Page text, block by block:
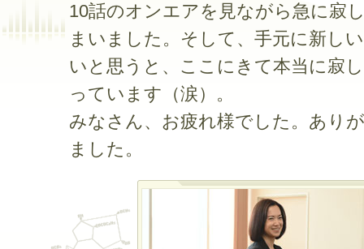
10話のオンエアを見ながら急に寂
まいました。そして、手元に新し
いと思うと、ここにきて本当に寂
っています（涙）。
みなさん、お疲れ様でした。あり
ました。